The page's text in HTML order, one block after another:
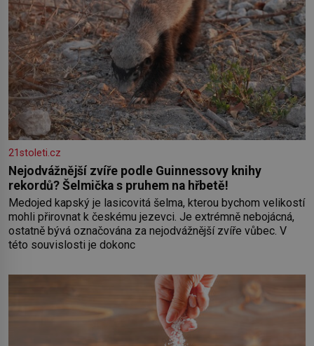
21stoleti.cz
Nejodvážnější zvíře podle Guinnessovy knihy
rekordů? Šelmička s pruhem na hřbetě!
Medojed kapský je lasicovitá šelma, kterou bychom velikostí
mohli přirovnat k českému jezevci. Je extrémně nebojácná,
ostatně bývá označována za nejodvážnější zvíře vůbec. V
této souvislosti je dokonc